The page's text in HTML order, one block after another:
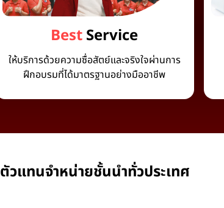
BestService
ให้บริการด้วยความซื่อสัตย์และจริงใจผ่านการ
ฝึกอบรมที่ได้มาตรฐานอย่างมืออาชีพ
ตัวแทนจำหน่ายชั้นนำทั่วประเทศ